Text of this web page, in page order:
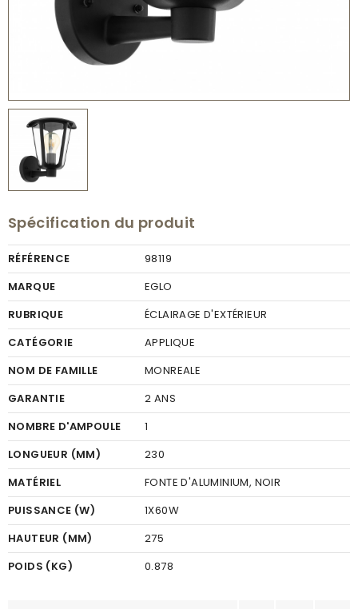
Spécification du produit
RÉFÉRENCE
98119
MARQUE
EGLO
RUBRIQUE
ÉCLAIRAGE D'EXTÉRIEUR
CATÉGORIE
APPLIQUE
NOM DE FAMILLE
MONREALE
GARANTIE
2 ANS
NOMBRE D'AMPOULE
1
LONGUEUR (MM)
230
MATÉRIEL
FONTE D'ALUMINIUM, NOIR
PUISSANCE (W)
1X60W
HAUTEUR (MM)
275
POIDS (KG)
0.878